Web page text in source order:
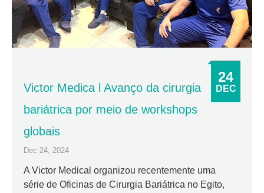
Victor Medica l Avanço da cirurgia
bariátrica por meio de workshops
globais
Dec 24, 2024
A Victor Medical organizou recentemente uma
série de Oficinas de Cirurgia Bariátrica no Egito,
24
DEC